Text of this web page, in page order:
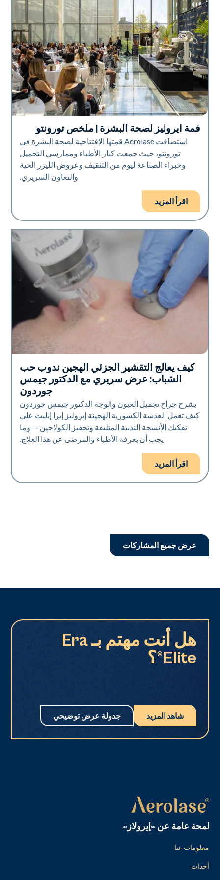
تقنية أيرولاز
قمة ايروليز لصحة البشرة | ملخص تورونتو
استضافت Aerolase قمتها الافتتاحية لصحة البشرة في
تورونتو، حيث جمعت كبار الأطباء وممارسي التجميل
وخبراء الصناعة ليوم من التثقيف وعروض الليزر الحية
والتعاون السريري.
اقرأ المزيد
تقنية أيرولاز
كيف يعالج التقشير الجزئي الهجين ندوب حب
الشباب: عرض سريري مع الدكتور جيمس
جوردون
يشرح جراح تجميل العيون والوجه الدكتور جيمس جوردون
كيف تعمل العدسة الكسورية الهجينة إيروليز إيرا إيليت على
تفكيك الأنسجة الندبية المتليفة وتحفيز الكولاجين — وما
يجب أن يعرفه الأطباء والمرضى عن هذا العلاج.
اقرأ المزيد
عرض جميع المشاركات
هل أنت مهتم بـ Era
Elite®؟
شاهد المزيد جدولة عرض توضيحي
لمحة عامة عن «إيرولاز»
معلومات عنا
أحداث